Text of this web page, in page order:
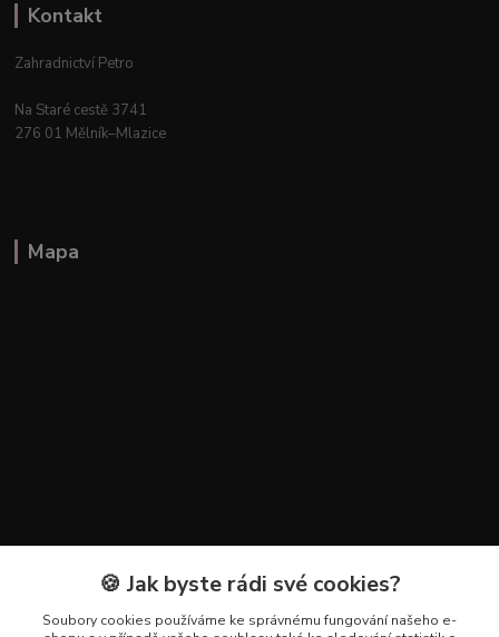
Kontakt
Zahradnictví Petro
Na Staré cestě 3741
276 01 Mělník–Mlazice
Mapa
Kontakty🍪 Jak byste rádi své cookies?
Soubory cookies používáme ke správnému fungování našeho e-